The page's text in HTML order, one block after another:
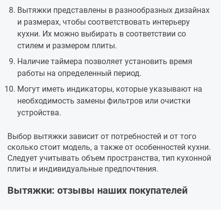
Вытяжки представлены в разнообразных дизайнах
и размерах, чтобы соответствовать интерьеру
кухни. Их можно выбирать в соответствии со
стилем и размером плиты.
Наличие таймера позволяет установить время
работы на определенный период.
Могут иметь индикаторы, которые указывают на
необходимость замены фильтров или очистки
устройства.
Выбор вытяжки зависит от потребностей и от того
сколько стоит модель, а также от особенностей кухни.
Следует учитывать объем пространства, тип кухонной
плиты и индивидуальные предпочтения.
Вытяжки: отзывы наших покупателей